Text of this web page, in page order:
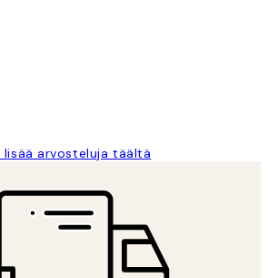
lisää arvosteluja täältä